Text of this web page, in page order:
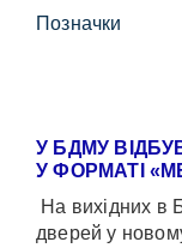
Позначки
У БДМУ
У ФОРМАТІ
На вихідних в
дверей у